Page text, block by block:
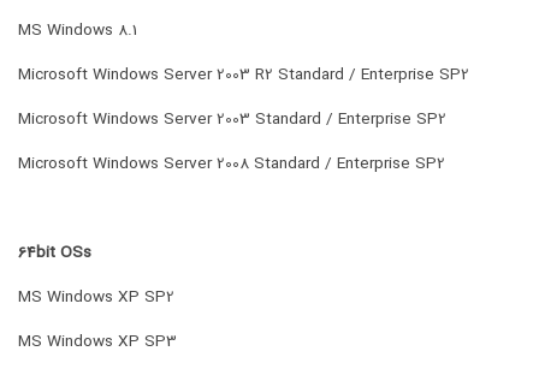
MS Windows 8.1
Microsoft Windows Server 2003 R2 Standard / Enterprise SP2
Microsoft Windows Server 2003 Standard / Enterprise SP2
Microsoft Windows Server 2008 Standard / Enterprise SP2
64bit OSs
MS Windows XP SP2
MS Windows XP SP3